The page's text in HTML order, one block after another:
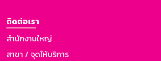
ติดต่อเรา
สำนักงานใหญ่
สาขา / จุดให้บริการ